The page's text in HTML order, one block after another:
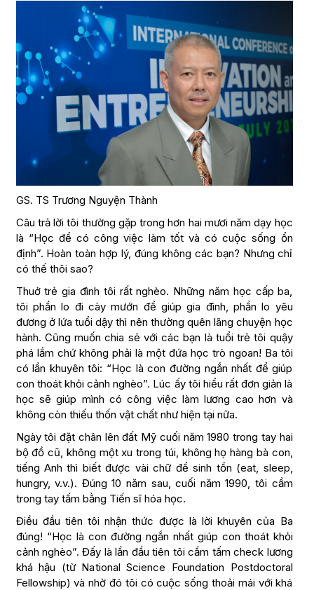
GS. TS Trương Nguyện Thành
Câu trả lời tôi thường gặp trong hơn hai mươi năm dạy học
là “Học để có công việc làm tốt và có cuộc sống ổn
định”. Hoàn toàn hợp lý, đúng không các bạn? Nhưng chỉ
có thế thôi sao?
Thuở trẻ gia đình tôi rất nghèo. Những năm học cấp ba,
tôi phần lo đi cày mướn để giúp gia đình, phần lo yêu
đương ở lứa tuổi dậy thì nên thường quên lãng chuyện học
hành. Cũng muốn chia sẻ với các bạn là tuổi trẻ tôi quậy
phá lắm chứ không phải là một đứa học trò ngoan! Ba tôi
có lần khuyên tôi: “Học là con đường ngắn nhất để giúp
con thoát khỏi cảnh nghèo”. Lúc ấy tôi hiểu rất đơn giản là
học sẽ giúp mình có công việc làm lương cao hơn và
không còn thiếu thốn vật chất như hiện tại nữa.
Ngày tôi đặt chân lên đất Mỹ cuối năm 1980 trong tay hai
bộ đồ cũ, không một xu trong túi, không họ hàng bà con,
tiếng Anh thì biết được vài chữ để sinh tồn (eat, sleep,
hungry, v.v.). Đúng 10 năm sau, cuối năm 1990, tôi cầm
trong tay tấm bằng Tiến sĩ hóa học.
Điều đầu tiên tôi nhận thức được là lời khuyên của Ba
đúng! “Học là con đường ngắn nhất giúp con thoát khỏi
cảnh nghèo”. Đấy là lần đầu tiên tôi cầm tấm check lương
khá hậu (từ National Science Foundation Postdoctoral
Fellowship) và nhờ đó tôi có cuộc sống thoải mái với khá